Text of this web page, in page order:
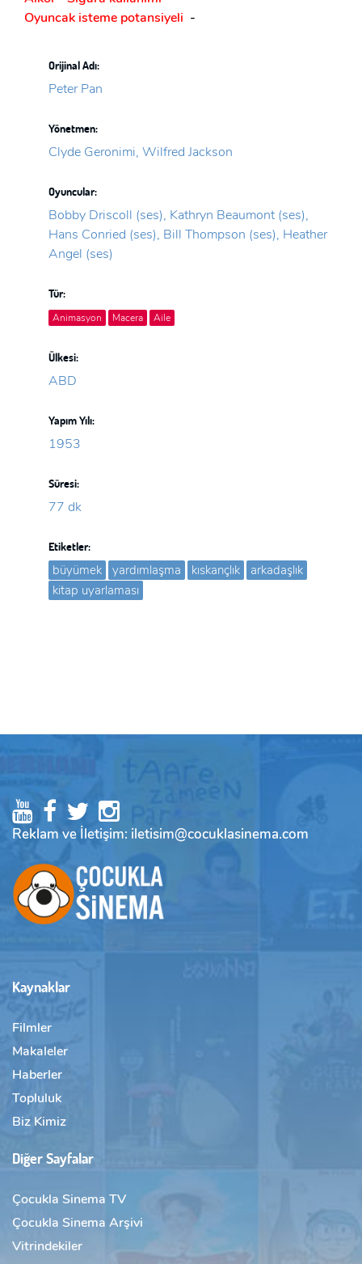
Oyuncak isteme potansiyeli -
Orijinal Adı:
Peter Pan
Yönetmen:
Clyde Geronimi, Wilfred Jackson
Oyuncular:
Bobby Driscoll (ses), Kathryn Beaumont (ses),
Hans Conried (ses), Bill Thompson (ses), Heather
Angel (ses)
Tür:
Animasyon Macera Aile
Ülkesi:
ABD
Yapım Yılı:
1953
Süresi:
77 dk
Etiketler:
büyümek yardımlaşma kıskançlık
arkadaşlık
kitap uyarlaması
Reklam ve İletişim: iletisim@cocuklasinema.com
Kaynaklar
Filmler
Makaleler
Haberler
Topluluk
Biz Kimiz
Diğer Sayfalar
Çocukla Sinema TV
Çocukla Sinema Arşivi
Vitrindekiler